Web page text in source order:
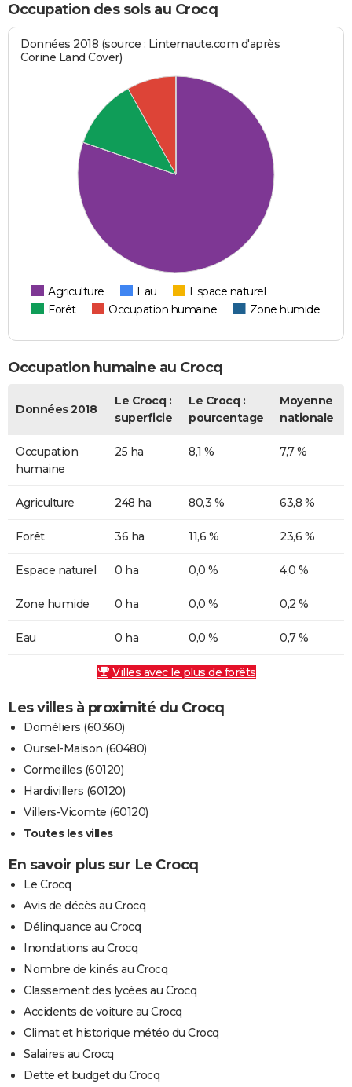
Occupation des sols au Crocq
Données 2018 (source : Linternaute.com d'après
Corine Land Cover)
Agriculture Eau
Espace naturel
Forêt
Occupation humaine Zone humide
Occupation humaine au Crocq
Données 2018
Le Crocq :
superficie
Le Crocq :
pourcentage
Moyenne
nationale
Occupation
humaine
25 ha 8,1 % 7,7 %
Agriculture 248 ha 80,3 % 63,8 %
Forêt 36 ha 11,6 % 23,6 %
Espace naturel 0 ha 0,0 % 4,0 %
Zone humide 0 ha 0,0 % 0,2 %
Eau 0 ha 0,0 % 0,7 %
Villes avec le plus de forêts
Les villes à proximité du Crocq
Doméliers (60360)
Oursel-Maison (60480)
Cormeilles (60120)
Hardivillers (60120)
Villers-Vicomte (60120)
Toutes les villes
En savoir plus sur Le Crocq
Le Crocq
Avis de décès au Crocq
Délinquance au Crocq
Inondations au Crocq
Nombre de kinés au Crocq
Classement des lycées au Crocq
Accidents de voiture au Crocq
Climat et historique météo du Crocq
Salaires au Crocq
Dette et budget du Crocq